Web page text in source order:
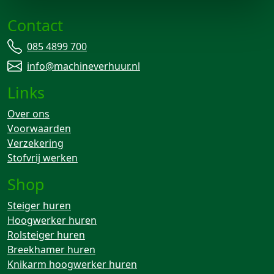
Contact
085 4899 700
info@machineverhuur.nl
Links
Over ons
Voorwaarden
Verzekering
Stofvrij werken
Shop
Steiger huren
Hoogwerker huren
Rolsteiger huren
Breekhamer huren
Knikarm hoogwerker huren